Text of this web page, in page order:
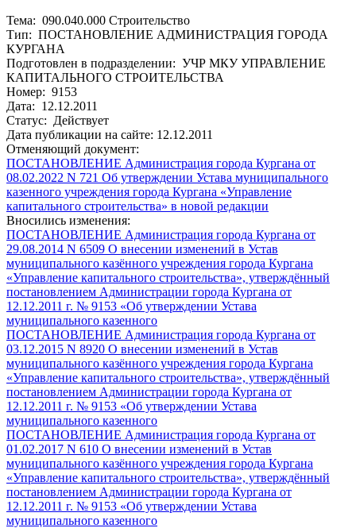
Тема: 090.040.000 Строительство
Тип: ПОСТАНОВЛЕНИЕ АДМИНИСТРАЦИЯ ГОРОДА
КУРГАНА
Подготовлен в подразделении: УЧР МКУ УПРАВЛЕНИЕ
КАПИТАЛЬНОГО СТРОИТЕЛЬСТВА
Номер: 9153
Дата: 12.12.2011
Статус: Действует
Дата публикации на сайте: 12.12.2011
Отменяющий документ:
ПОСТАНОВЛЕНИЕ Администрация города Кургана от
08.02.2022 N 721 Об утверждении Устава муниципального
казенного учреждения города Кургана «Управление
капитального строительства» в новой редакции
Вносились изменения:
ПОСТАНОВЛЕНИЕ Администрация города Кургана от
29.08.2014 N 6509 О внесении изменений в Устав
муниципального казённого учреждения города Кургана
«Управление капитального строительства», утверждённый
постановлением Администрации города Кургана от
12.12.2011 г. № 9153 «Об утверждении Устава
муниципального казенного
ПОСТАНОВЛЕНИЕ Администрация города Кургана от
03.12.2015 N 8920 О внесении изменений в Устав
муниципального казённого учреждения города Кургана
«Управление капитального строительства», утверждённый
постановлением Администрации города Кургана от
12.12.2011 г. № 9153 «Об утверждении Устава
муниципального казенного
ПОСТАНОВЛЕНИЕ Администрация города Кургана от
01.02.2017 N 610 О внесении изменений в Устав
муниципального казённого учреждения города Кургана
«Управление капитального строительства», утверждённый
постановлением Администрации города Кургана от
12.12.2011 г. № 9153 «Об утверждении Устава
муниципального казенного